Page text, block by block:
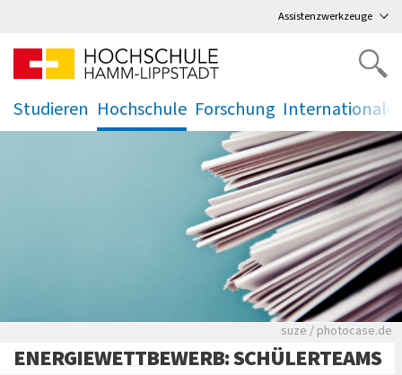
Assistenzwerkzeuge
Studieren
.
Hochschule
.
Forschung
. .
Viele Zeitungen.
suze / photocase.de
ENERGIEWETTBEWERB: SCHÜLERTEAMS